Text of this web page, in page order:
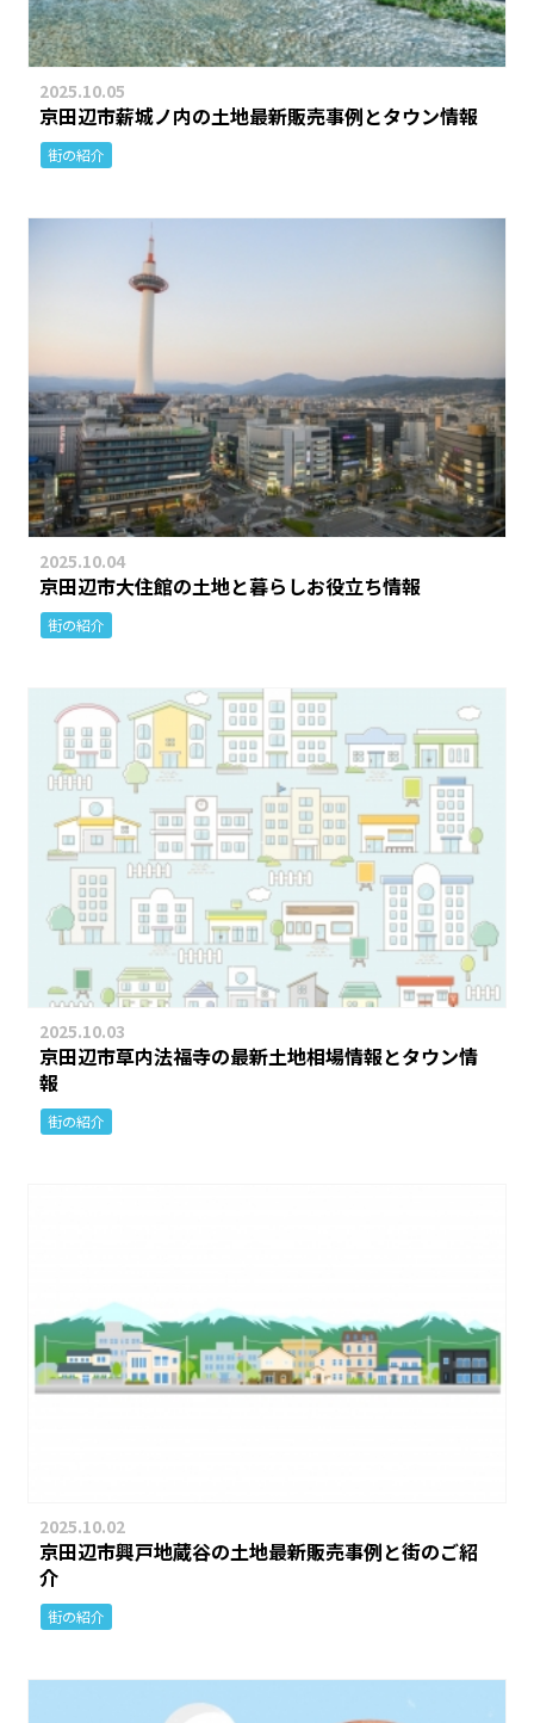
2025.10.05
京田辺市薪城ノ内の土地最新販売事例とタウン情報
街の紹介
2025.10.04
京田辺市大住館の土地と暮らしお役立ち情報
街の紹介
2025.10.03
京田辺市草内法福寺の最新土地相場情報とタウン情
報
街の紹介
2025.10.02
京田辺市興戸地蔵谷の土地最新販売事例と街のご紹
介
街の紹介